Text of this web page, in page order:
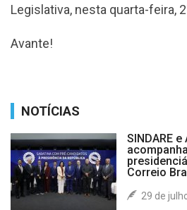
Legislativa, nesta quarta-feira,
Avante!
NOTÍCIAS
SINDARE e
Correio
29 de